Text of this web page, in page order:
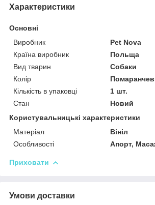
Характеристики
Основні
Виробник
Pet Nova
Країна виробник
Польща
Вид тварин
Собаки
Колір
Кількість в упаковці
1 шт.
Стан
Новий
Користувальницькі характеристики
Матеріал
Вініл
Особливості
Апорт,
Приховати
Умови доставки